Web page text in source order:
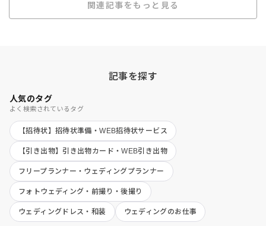
関連記事をもっと見る
記事を探す
人気のタグ
よく検索されているタグ
【招待状】招待状準備・WEB招待状サービス
【引き出物】引き出物カード・WEB引き出物
フリープランナー・ウェディングプランナー
フォトウェディング・前撮り・後撮り
ウェディングドレス・和装 ウェディングのお仕事